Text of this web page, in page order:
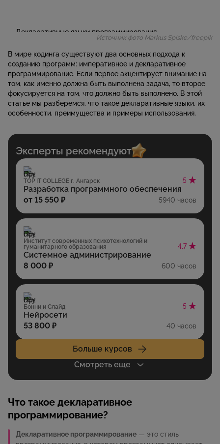
Источник фото Markus Spiske/freepik
В мире кодинга существуют два основных подхода к
созданию программ: императивное и декларативное
программирование. Если первое акцентирует внимание на
том, как именно должна быть выполнена задача, то второе
фокусируется на том, что должно быть выполнено. В этой
статье мы разберемся, что такое декларативные языки, их
особенности, преимущества и примеры использования.
Эксперты рекомендуют
TOP IT COLLEGE г. Ангарск 5
Разработка программного обеспечения
от 15 550 ₽
5940 часов
Институт современных психотехнологий и
гуманитарного образования
4.7
Системное администрирование
8 000 ₽
600 часов
Бонни и Слайд 5
Нейросети
53 800 ₽
40 часов
Больше курсов
Смотреть еще
Что такое декларативное
программирование?
Декларативное программирование — это стиль